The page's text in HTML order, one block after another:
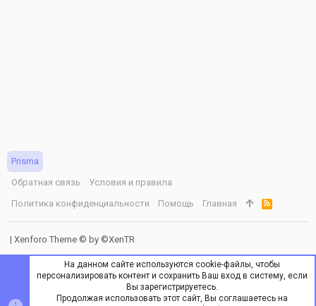
Prisma
Обратная связь
Условия и правила
Политика конфиденциальности
Помощь Главная
R
S
S
| Xenforo Theme © by ©XenTR
На данном сайте используются cookie-файлы, чтобы
персонализировать контент и сохранить Ваш вход в систему, если
Вы зарегистрируетесь.
Продолжая использовать этот сайт, Вы соглашаетесь на